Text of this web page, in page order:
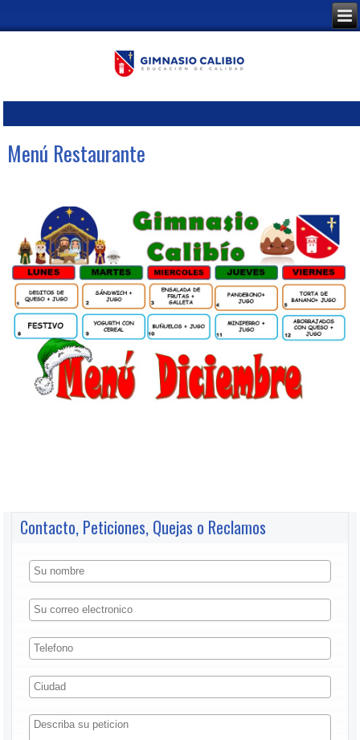
Menú Restaurante
Contacto, Peticiones, Quejas o Reclamos